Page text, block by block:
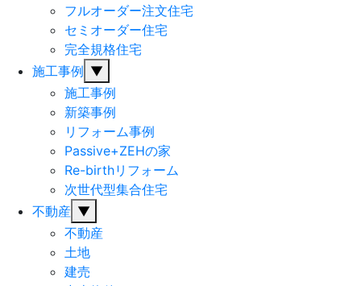
フルオーダー注文住宅
セミオーダー住宅
完全規格住宅
施工事例 ▼
施工事例
新築事例
リフォーム事例
Passive+ZEHの家
Re-birthリフォーム
次世代型集合住宅
不動産 ▼
不動産
土地
建売